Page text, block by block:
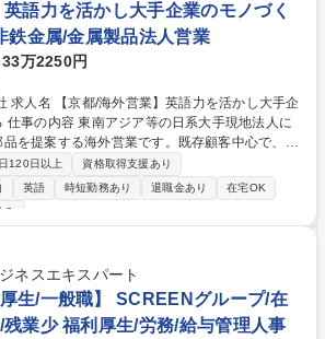
英語力を活かし大手企業のモノづく
鉄金属/金属製品法人営業
万2250円
企
を提案する海外営業です。既存顧客中心で、顧
最適な部材を調達します。 入社後は国内の
に東南アジア等の大手企業現地法人の担当へ移
案だけでなく、新規開拓もお任せします。材料
内外から幅広く最適な提案ができる点が強みで
度の海外出張（約1週間）とオンライン会議を
。 募集職種 【京都/海外営業】
のモノづくりを支える
120日以上
資格取得支援あり
英語 時短勤務あり 退職金あり
在宅OK
ネスエキスパート
厚生/一般職】 SCREENグループ/在
業少 福利厚生/労務/給与管理人事